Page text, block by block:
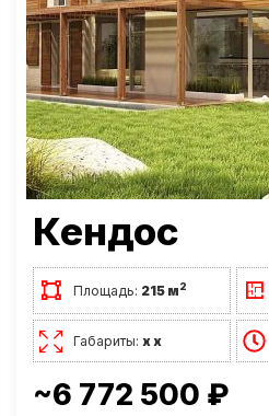
Кендос
Площадь: 215 м2
Габариты: х х
~6 772 500 ₽